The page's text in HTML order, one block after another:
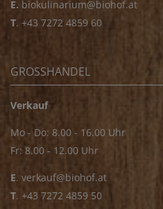
E. biokulinarium@biohof.at
T. +43 7272 4859 60
GROSSHANDEL
Verkauf
Mo - Do: 8.00 - 16.00 Uhr
Fr: 8.00 - 12.00 Uhr
E. verkauf@biohof.at
T. +43 7272 4859 50